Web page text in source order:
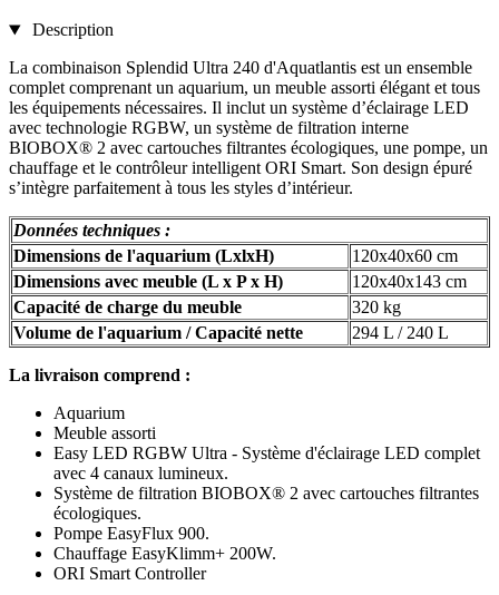
Description
La combinaison Splendid Ultra 240 d'Aquatlantis est un ensemble
complet comprenant un aquarium, un meuble assorti élégant et tous
les équipements nécessaires. Il inclut un système d’éclairage LED
avec technologie RGBW, un système de filtration interne
BIOBOX® 2 avec cartouches filtrantes écologiques, une pompe, un
chauffage et le contrôleur intelligent ORI Smart. Son design épuré
s’intègre parfaitement à tous les styles d’intérieur.
Données techniques :
Dimensions de l'aquarium (LxlxH)
120x40x60 cm
Dimensions avec meuble (L x P x H)
120x40x143 cm
Capacité de charge du meuble
320 kg
Volume de l'aquarium / Capacité nette
294 L / 240 L
La livraison comprend :
Aquarium
Meuble assorti
Easy LED RGBW Ultra - Système d'éclairage LED complet
avec 4 canaux lumineux.
Système de filtration BIOBOX® 2 avec cartouches filtrantes
écologiques.
Pompe EasyFlux 900.
Chauffage EasyKlimm+ 200W.
ORI Smart Controller